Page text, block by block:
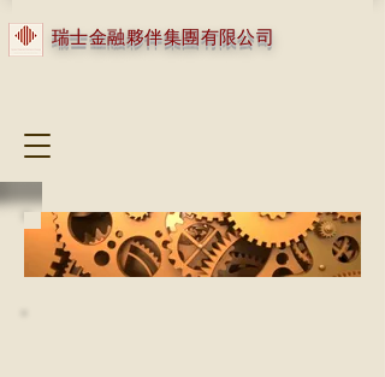
瑞士金融夥伴集團有限公司